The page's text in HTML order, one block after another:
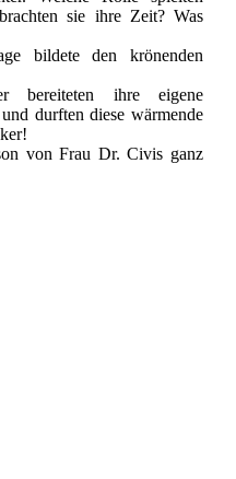
sie ihre Zeit? Was
bildete den krönenden
bereiteten ihre eigene
durften diese wärmende
von Frau Dr. Civis ganz